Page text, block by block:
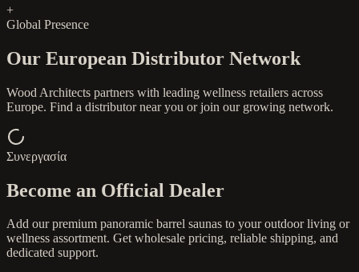
+
Global Presence
Our European Distributor Network
Wood Architects partners with leading wellness retailers across
Europe. Find a distributor near you or join our growing network.
Συνεργασία
Become an Official Dealer
Add our premium panoramic barrel saunas to your outdoor living or
wellness assortment. Get wholesale pricing, reliable shipping, and
dedicated support.